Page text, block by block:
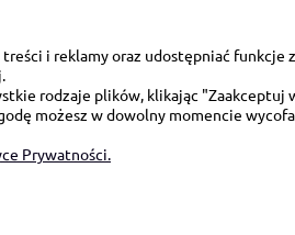
Czas i koszty dostawy
Opinie Trustmate
Mapa kategorii
i reklamy oraz udostępniać funkcje
rodzaje plików, klikając
możesz w dowolny momencie
Prywatności.